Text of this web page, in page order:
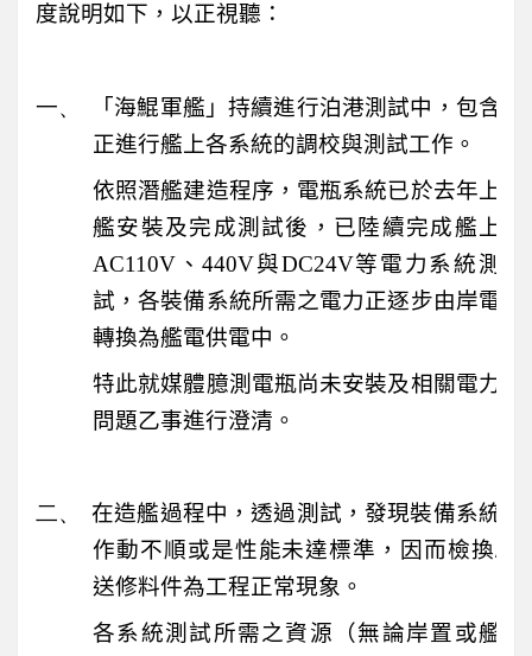
度說明如下，以正視聽：
一、
「海鯤軍艦」持續進行泊港測試中，包含
正進行艦上各系統的調校與測試工作。
依照潛艦建造程序，電瓶系統已於去年上
艦安裝及完成測試後，已陸續完成艦上
AC110V 、440V與DC24V等電力系統測
試，各裝備系統所需之電力正逐步由岸電
轉換為艦電供電中。
特此就媒體臆測電瓶尚未安裝及相關電力
問題乙事進行澄清。
二、
在造艦過程中，透過測試，發現裝備系統
作動不順或是性能未達標準，因而檢換/
送修料件為工程正常現象。
各系統測試所需之資源（無論岸置或艦